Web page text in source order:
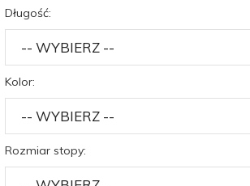
Długość:
Kolor:
Rozmiar stopy: